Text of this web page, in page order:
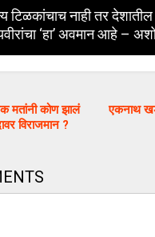
टिळकांचाच नाही तर देशातील
‘हा’ अवमान आहे –
मतांनी कोण झालं
विराजमान ?
एकनाथ